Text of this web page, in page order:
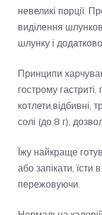
невеликі порції.
виділення
шлунку і
Принципи
гострому
котлети,відбивні,
солі (до 8 г),
Їжу найкраще
або запікати, їсти
пережовуючи.